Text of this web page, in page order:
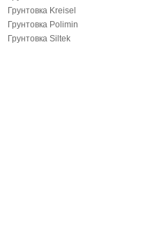
Грунтовка Kreisel
Грунтовка Polimin
Грунтовка Siltek